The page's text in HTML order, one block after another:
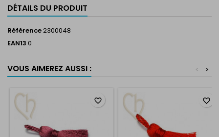
DÉTAILS DU PRODUIT
Référence2300048
EAN13 0
VOUS AIMEREZ AUSSI : >
<
favorite_border favorite_border